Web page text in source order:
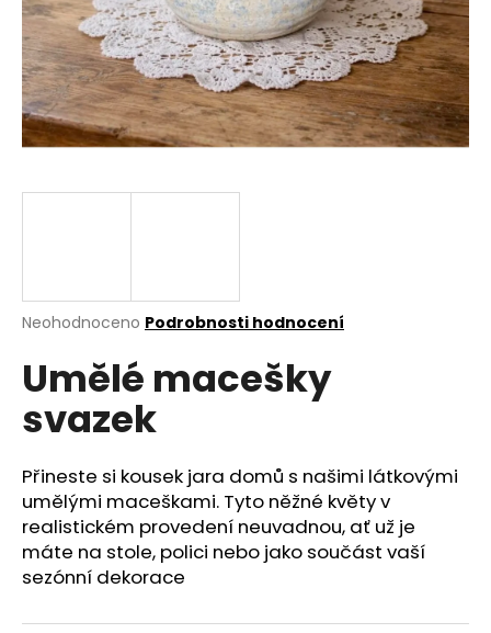
Průměrné
produktu
je
z
hvězdiček.
Neohodnoceno Podrobnosti hodnocení
Umělé macešky
svazek
Přineste si kousek jara domů s našimi látkovými
umělými maceškami. Tyto něžné květy v
realistickém provedení neuvadnou, ať už je
máte na stole, polici nebo jako součást vaší
sezónní dekorace
a
j
í
t
?
o
p
o
u
č
u
j
e
m
e